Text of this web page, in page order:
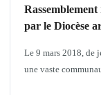
par le Diocèse
Le 9 mars 2018, de
une vaste